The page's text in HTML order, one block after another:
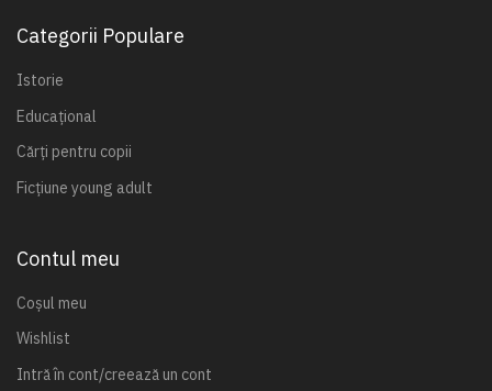
Categorii Populare
Istorie
Educațional
Cărți pentru copii
Ficțiune young adult
Contul meu
Coșul meu
Wishlist
Intră în cont/creează un cont